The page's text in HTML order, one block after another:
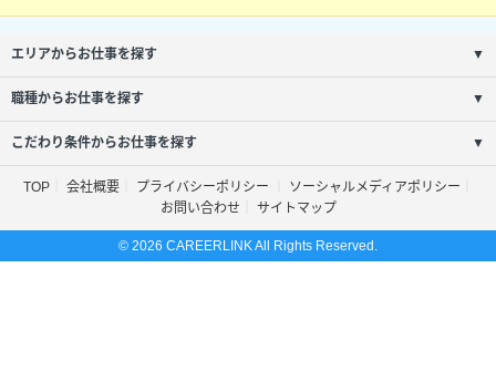
エリアからお仕事を探す ▼
職種からお仕事を探す ▼
こだわり条件からお仕事を探す ▼
TOP 会社概要 プライバシーポリシー
ソーシャルメディアポリシー
お問い合わせ
サイトマップ
© 2026 CAREERLINK All Rights Reserved.